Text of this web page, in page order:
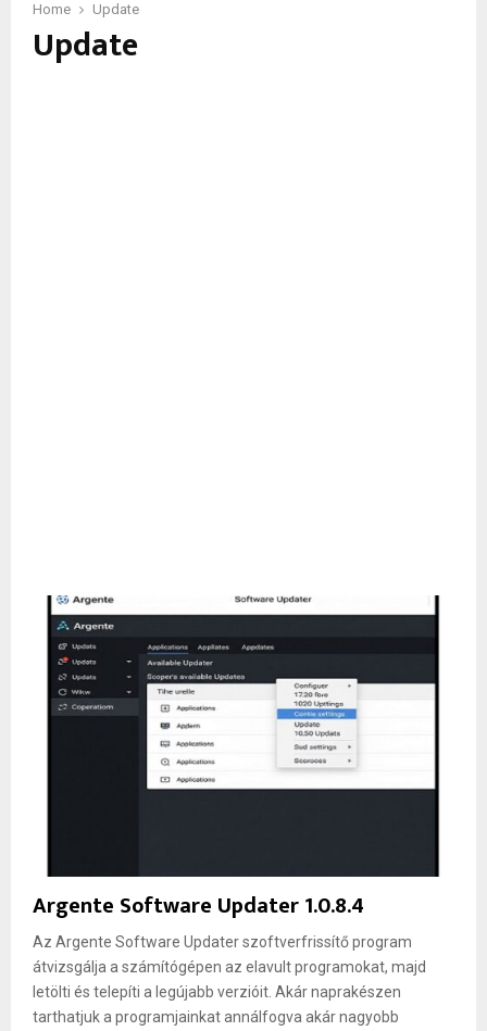
Home Update
Update
Argente Software Updater 1.0.8.4
Az Argente Software Updater szoftverfrissítő program
átvizsgálja a számítógépen az elavult programokat, majd
letölti és telepíti a legújabb verzióit. Akár naprakészen
tarthatjuk a programjainkat annálfogva akár nagyobb